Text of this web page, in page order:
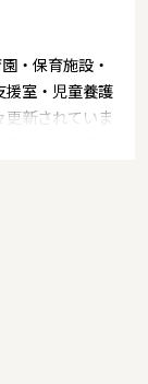
・保育施設・
援室・児童養護
新されていま